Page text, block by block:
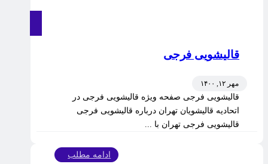
قالیشویی فرجی
مهر ۱۲, ۱۴۰۰
قالیشویی فرجی صفحه ویژه قالیشویی فرجی در
اتحادیه قالیشویان تهران درباره قالیشویی فرجی
قالیشویی فرجی تهران با ...
ادامه مطلب